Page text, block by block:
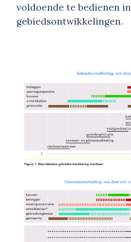
voldoende te bedienen in
gebiedsontwikkelingen.